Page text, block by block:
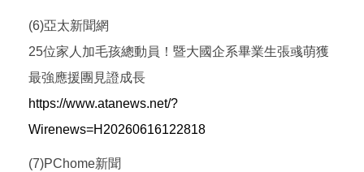
(6)亞太新聞網
25位家人加毛孩總動員！暨大國企系畢業生張彧萌獲
最強應援團見證成長
https://www.atanews.net/?
Wirenews=H20260616122818
(7)PChome新聞